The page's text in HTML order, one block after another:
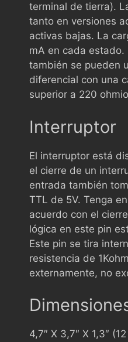
terminal de tierra).
tanto en versiones
activas bajas. La
mA en cada estado.
también se pueden
diferencial con una
superior a 220
Interruptor
El interruptor está
el cierre de un
entrada también
TTL de 5V. Tenga
acuerdo con el
lógica en este pin
Este pin se tira
resistencia de
externamente, no
4,7″ X 3,7″ X 1,3″